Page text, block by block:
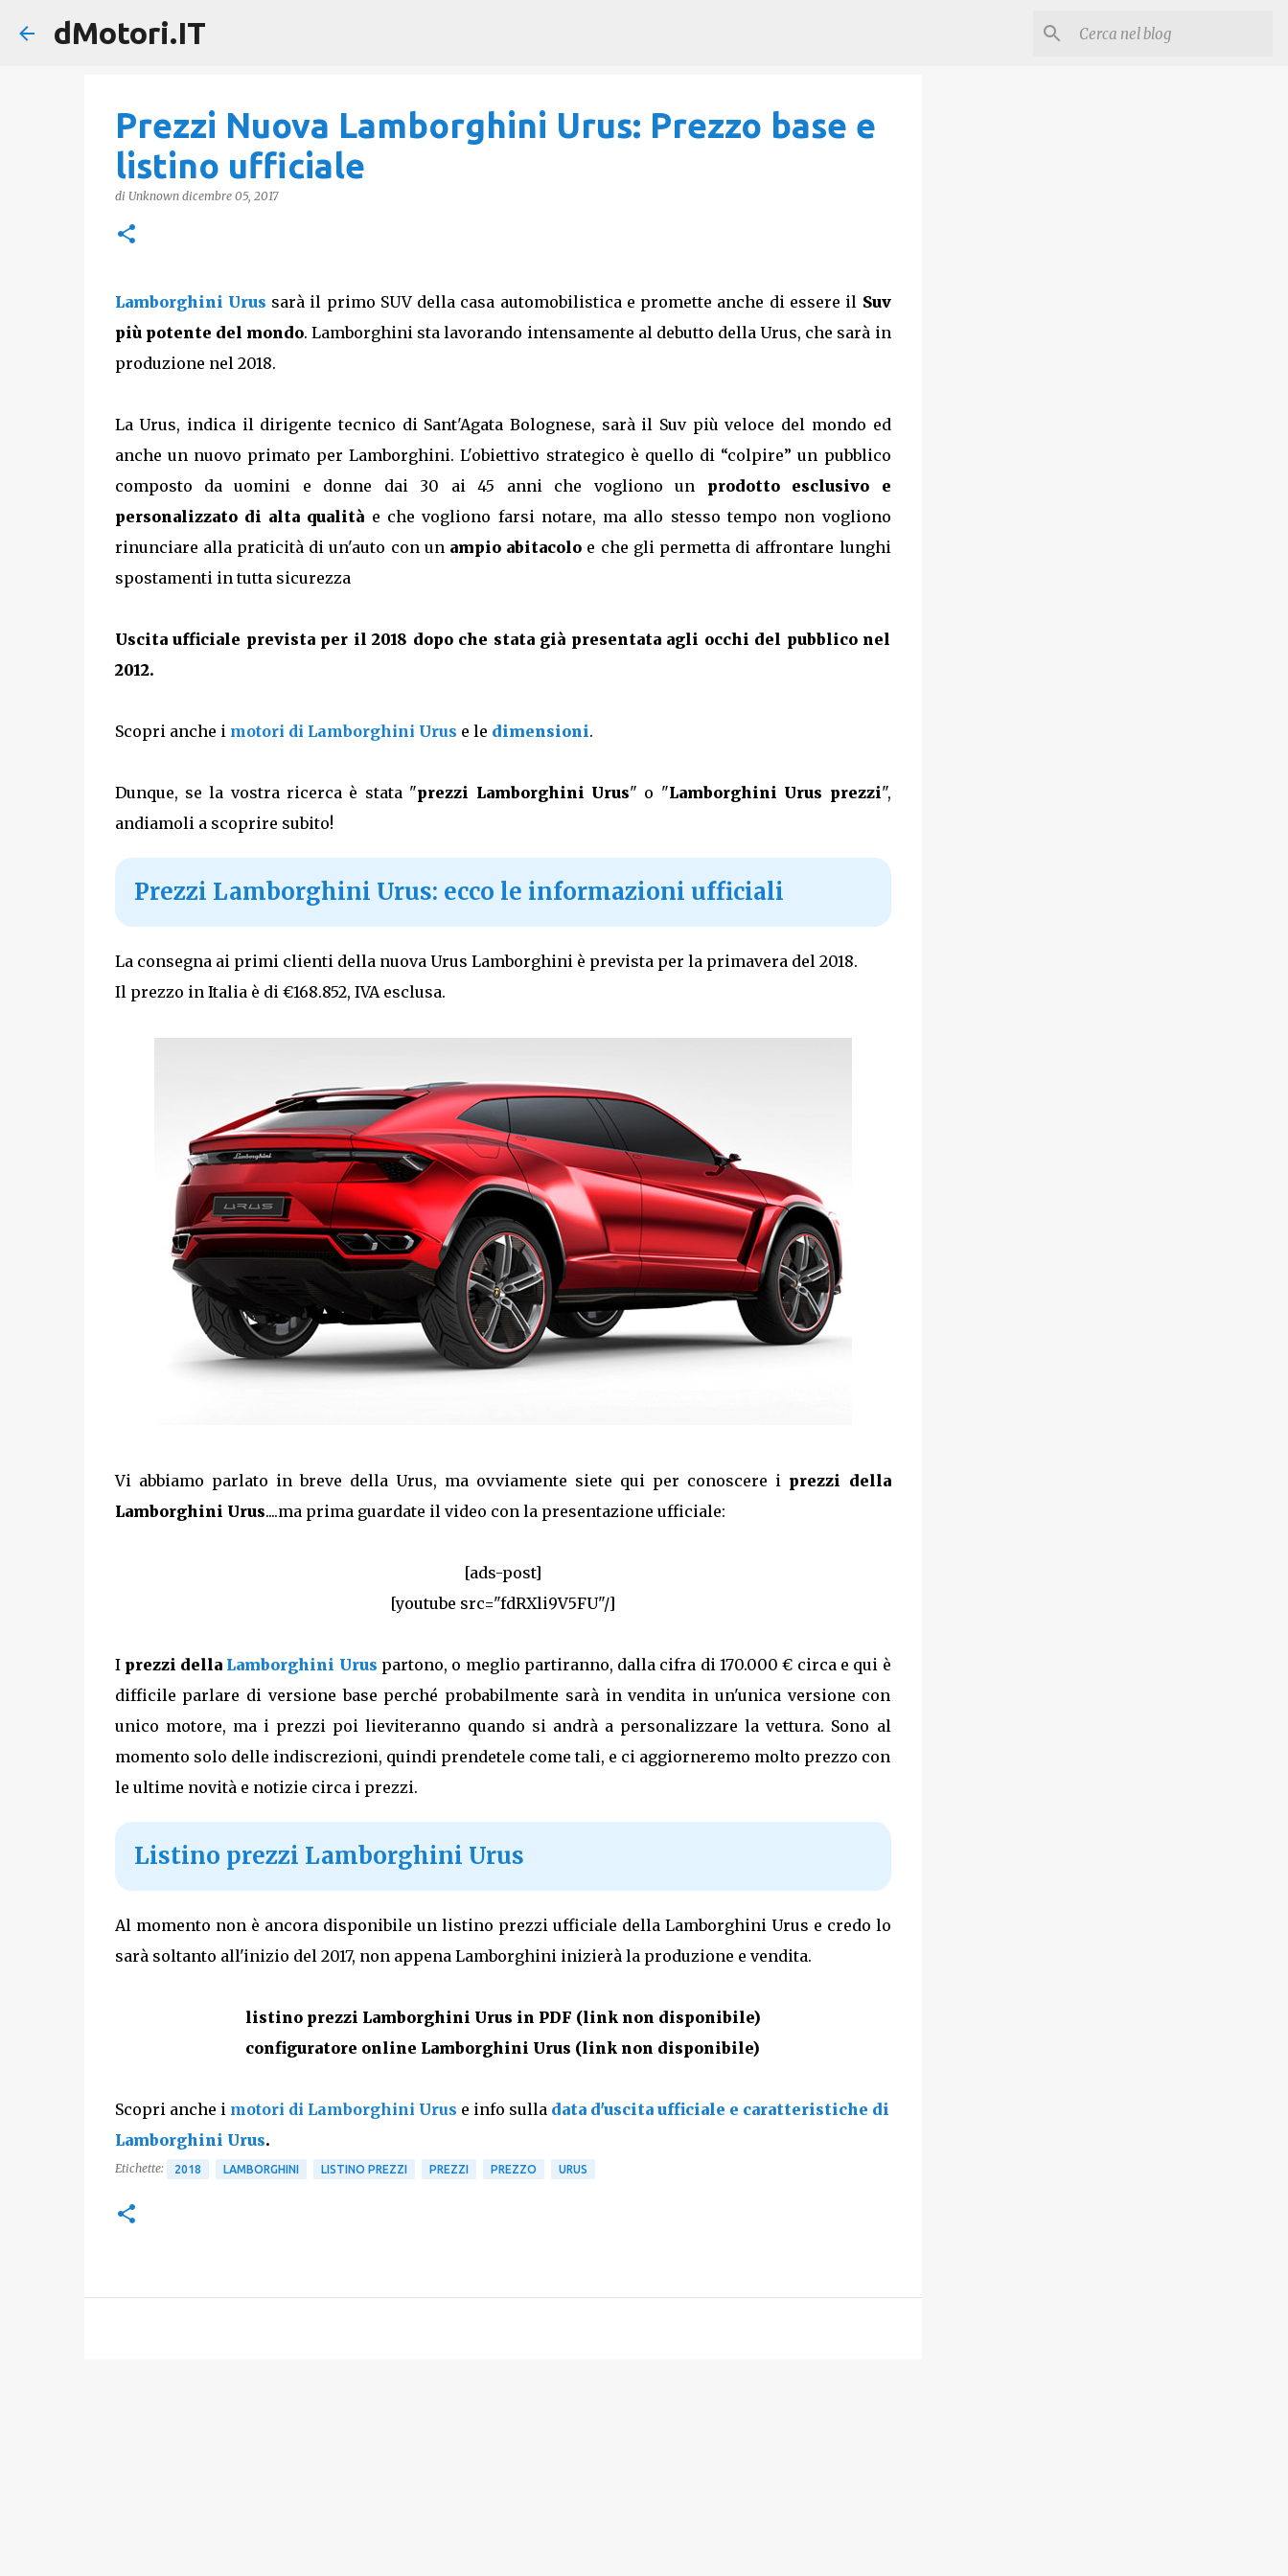
dMotori.IT
Prezzi Nuova Lamborghini Urus: Prezzo base e
listino ufficiale
di Unknown dicembre 05, 2017
Lamborghini Urus sarà il primo SUV della casa automobilistica e promette anche di essere il Suv
più potente del mondo. Lamborghini sta lavorando intensamente al debutto della Urus, che sarà in
produzione nel 2018.
La Urus, indica il dirigente tecnico di Sant'Agata Bolognese, sarà il Suv più veloce del mondo ed
anche un nuovo primato per Lamborghini. L'obiettivo strategico è quello di “colpire” un pubblico
composto da uomini e donne dai 30 ai 45 anni che vogliono un prodotto esclusivo e
personalizzato di alta qualità e che vogliono farsi notare, ma allo stesso tempo non vogliono
rinunciare alla praticità di un'auto con un ampio abitacolo e che gli permetta di affrontare lunghi
spostamenti in tutta sicurezza
Uscita ufficiale prevista per il 2018 dopo che stata già presentata agli occhi del pubblico nel
2012.
Scopri anche i motori di Lamborghini Urus e le dimensioni.
Dunque, se la vostra ricerca è stata "prezzi Lamborghini Urus" o "Lamborghini Urus prezzi",
andiamoli a scoprire subito!
Prezzi Lamborghini Urus: ecco le informazioni ufficiali
La consegna ai primi clienti della nuova Urus Lamborghini è prevista per la primavera del 2018.
Il prezzo in Italia è di €168.852, IVA esclusa.
Vi abbiamo parlato in breve della Urus, ma ovviamente siete qui per conoscere i prezzi della
Lamborghini Urus....ma prima guardate il video con la presentazione ufficiale:
[ads-post]
[youtube src="fdRXli9V5FU"/]
I prezzi della Lamborghini Urus partono, o meglio partiranno, dalla cifra di 170.000 € circa e qui è
difficile parlare di versione base perché probabilmente sarà in vendita in un'unica versione con
unico motore, ma i prezzi poi lieviteranno quando si andrà a personalizzare la vettura. Sono al
momento solo delle indiscrezioni, quindi prendetele come tali, e ci aggiorneremo molto prezzo con
le ultime novità e notizie circa i prezzi.
Listino prezzi Lamborghini Urus
Al momento non è ancora disponibile un listino prezzi ufficiale della Lamborghini Urus e credo lo
sarà soltanto all'inizio del 2017, non appena Lamborghini inizierà la produzione e vendita.
listino prezzi Lamborghini Urus in PDF (link non disponibile)
configuratore online Lamborghini Urus (link non disponibile)
Scopri anche i motori di Lamborghini Urus e info sulla data d'uscita ufficiale e caratteristiche di
Lamborghini Urus.
Etichette: 2018 LAMBORGHINI LISTINO PREZZI PREZZI PREZZO URUS